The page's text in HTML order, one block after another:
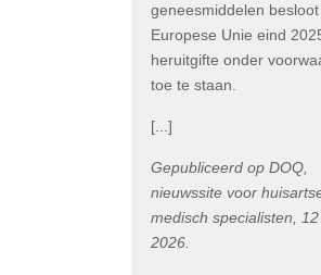
geneesmiddelen besloot
Europese Unie eind
heruitgifte onder
toe te staan.
[...]
Gepubliceerd op DOQ,
nieuwssite voor
medisch specialisten,
2026.